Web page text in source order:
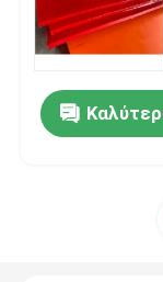
κεραμικό
Μονωτικό